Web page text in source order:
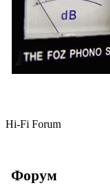
Hi-Fi Forum
Форум